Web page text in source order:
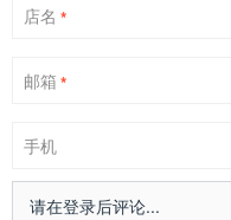
店名 *
邮箱 *
手机